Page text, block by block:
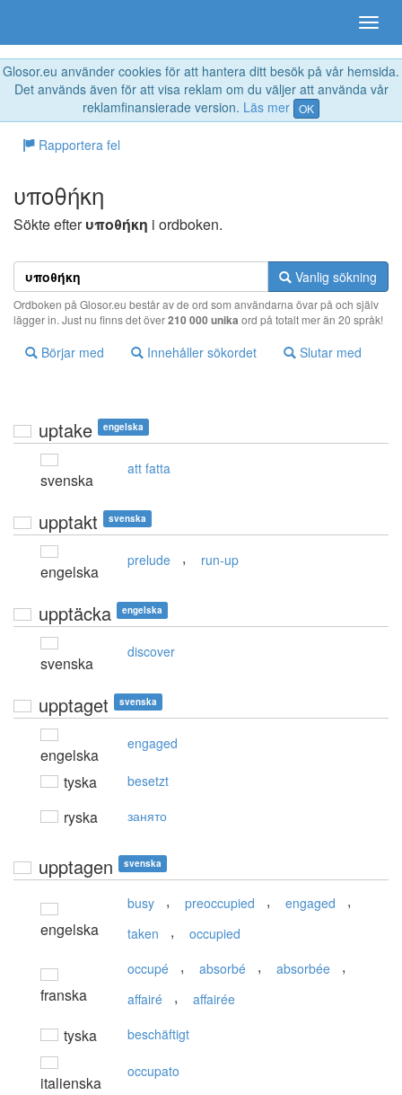
Glosor.eu använder cookies för att hantera ditt besök på vår hemsida.
Det används även för att visa reklam om du väljer att använda vår
reklamfinansierade version. Läs mer OK
Rapportera fel
υπoθήκη
Sökte efterυπoθήκη i ordboken.
Vanlig sökning
Ordboken på Glosor.eu består av de ord som användarna övar på och själv
lägger in. Just nu finns det över210 000 unika ord på totalt mer än 20 språk!
Börjar med Innehåller sökordet Slutar med
uptake engelska
svenska
att fatta
upptakt svenska
engelska
prelude , run-up
upptäcka engelska
svenska
discover
upptaget svenska
engelska
engaged
tyska besetzt
ryska занято
upptagen svenska
engelska
busy , preoccupied , engaged ,
taken , occupied
franska
occupé , absorbé , absorbée ,
affairé , affairée
tyska beschäftigt
italienska
occupato